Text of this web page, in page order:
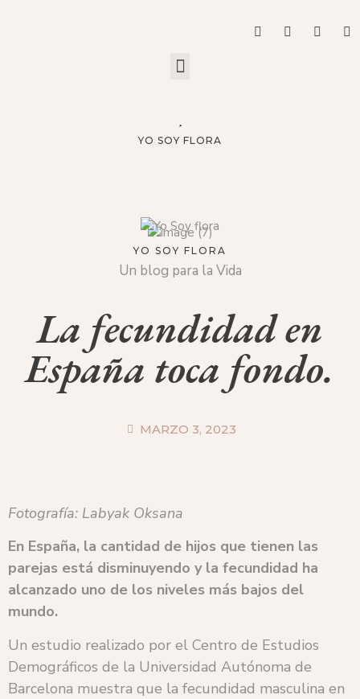
YO SOY FLORA
YO SOY FLORA
Un blog para la Vida
La fecundidad en
España toca fondo.
MARZO 3, 2023
Fotografía: Labyak Oksana
En España, la cantidad de hijos que tienen las
parejas está disminuyendo y la fecundidad ha
alcanzado uno de los niveles más bajos del
mundo.
Un estudio realizado por el Centro de Estudios
Demográficos de la Universidad Autónoma de
Barcelona muestra que la fecundidad masculina en